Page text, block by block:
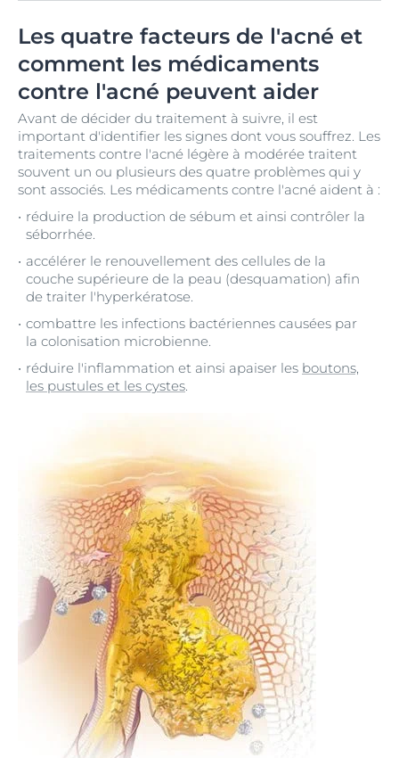
Les quatre facteurs de l'acné et
comment les médicaments
contre l'acné peuvent aider
Avant de décider du traitement à suivre, il est
important d'identifier les signes dont vous souffrez. Les
traitements contre l'acné légère à modérée traitent
souvent un ou plusieurs des quatre problèmes qui y
sont associés. Les médicaments contre l'acné aident à :
réduire la production de sébum et ainsi contrôler la
séborrhée.
accélérer le renouvellement des cellules de la
couche supérieure de la peau (desquamation) afin
de traiter l'hyperkératose.
combattre les infections bactériennes causées par
la colonisation microbienne.
réduire l'inflammation et ainsi apaiser les boutons,
les pustules et les cystes.